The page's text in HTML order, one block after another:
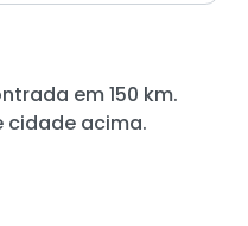
em 150 km.
cidade acima.